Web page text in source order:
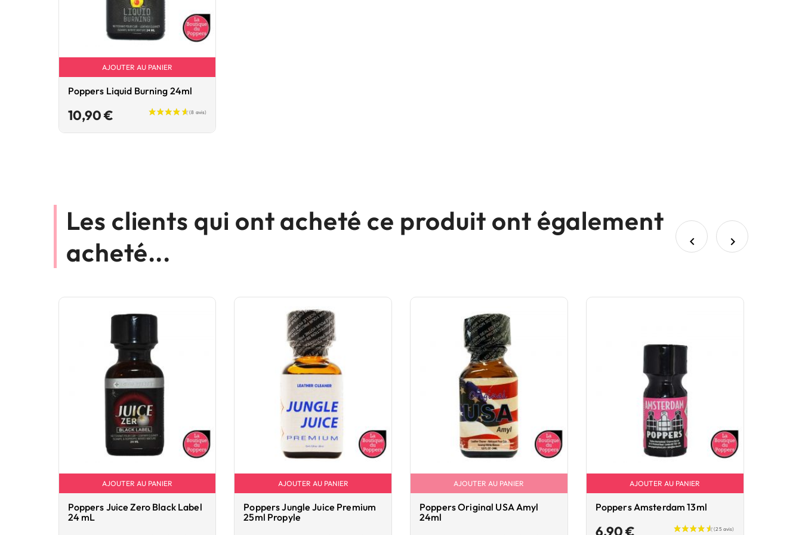
AJOUTER AU PANIER
Poppers Liquid Burning 24ml
10,90 €
Les clients qui ont acheté ce produit ont également
acheté...
 
AJOUTER AU PANIER
Poppers Juice Zero Black Label
24 mL
AJOUTER AU PANIER
Poppers Jungle Juice Premium
25ml Propyle
AJOUTER AU PANIER
Poppers Original USA Amyl
24ml
AJOUTER AU PANIER
Poppers Amsterdam 13ml
6,90 €